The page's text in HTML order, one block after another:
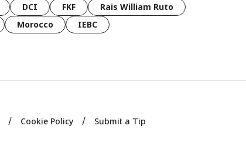
DCI FKF
Rais William Ruto
Morocco IEBC
Cookie Policy Submit a Tip